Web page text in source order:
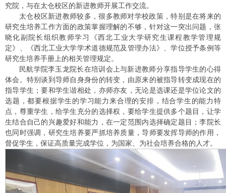
究院，与在太仓校区的新进教师开展工作交流。
太仓校区新进教师较多，很多教师对学校政策，特别是在将来的
研究生培养工作方面的政策掌握理解的不够，针对这一突出问题，张
晓化副院长组织教师学习《西北工业大学研究生课程教学管理规
定》、《西北工业大学学术道德规范及管理办法》、学位授予条例等
研究生培养手册上的相关管理规定。
民航学院李玉龙院长在培训会上与新进教师分享指导学生的心得
体会。特别谈到导师自身身份的转变，由原来的被指导转变成现在的
指导学生；要和学生谐相处，亦师亦友，无论是选课还是学位论文的
选题，都要根据学生的学习能力来合理的安排，结合学生的能力特
点，尊重学生，给学生充分的选择权，要给学生提供多个题目，让学
生结合自己的兴趣爱好和能力，在一定范围内选择确定题目；李院长
也同时强调，研究生培养要严抓培养质量，导师要发挥导师的作用，
督促学生，保证高质量完成学位，为国家、为社会培养合格的人才。